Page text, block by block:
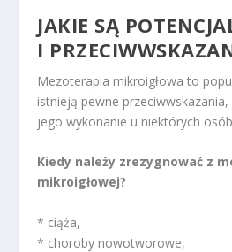
JAKIE SĄ
I
Mezoterapia mikroigłowa to
istnieją pewne
jego wykonanie u niektórych
Kiedy należy zrezygnować z
mikroigłowej?
* ciąża,
* choroby nowotworowe,